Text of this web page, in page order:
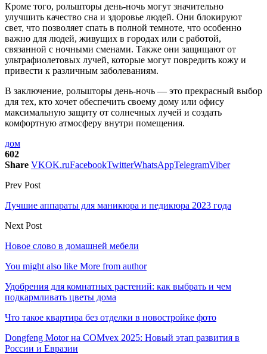
Кроме того, рольшторы день-ночь могут значительно
улучшить качество сна и здоровье людей. Они блокируют
свет, что позволяет спать в полной темноте, что особенно
важно для людей, живущих в городах или с работой,
связанной с ночными сменами. Также они защищают от
ультрафиолетовых лучей, которые могут повредить кожу и
привести к различным заболеваниям.
В заключение, рольшторы день-ночь — это прекрасный выбор
для тех, кто хочет обеспечить своему дому или офису
максимальную защиту от солнечных лучей и создать
комфортную атмосферу внутри помещения.
дом
602
Share VKOK.ruFacebookTwitterWhatsAppTelegramViber
Prev Post
Лучшие аппараты для маникюра и педикюра 2023 года
Next Post
Новое слово в домашней мебели
You might also like More from author
Удобрения для комнатных растений: как выбрать и чем
подкармливать цветы дома
Что такое квартира без отделки в новостройке фото
Dongfeng Motor на COMvex 2025: Новый этап развития в
России и Евразии